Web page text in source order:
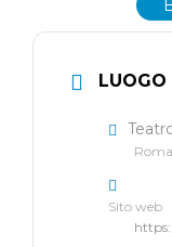
LUOGO
Sito web